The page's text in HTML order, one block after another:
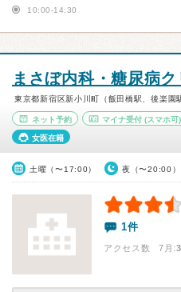
10:00-14:30
まさぼ内科・糖尿病
東京都新宿区新小川町（飯田橋駅、後楽園
ネット予約 マイナ受付(スマホ可)
女医在籍
土曜（〜17:00） 夜（〜20:00）
1件
アクセス数 7月: